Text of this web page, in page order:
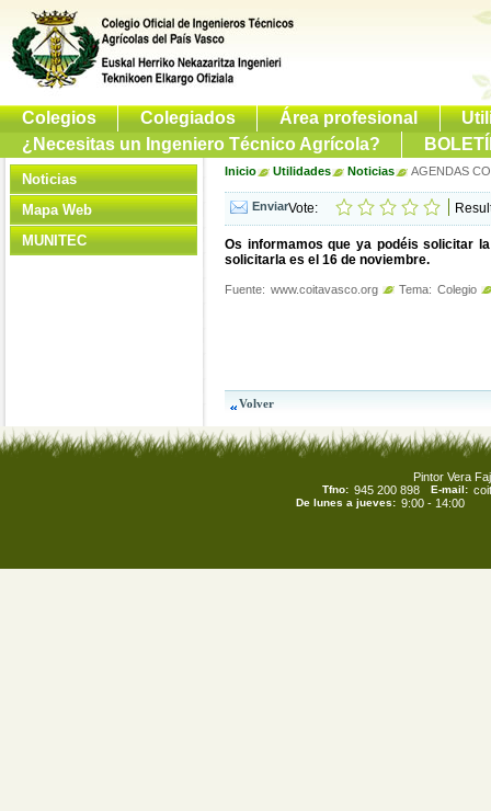
Colegios Colegiados Área profesional
¿Necesitas un Ingeniero Técnico Agrícola?
Noticias
Mapa Web
MUNITEC
Inicio Utilidades Noticias AGENDAS
Vote:
Os informamos que ya podéis solicitar
solicitarla es el 16 de noviembre.
Fuente: www.coitavasco.org Tema: Colegio
Pintor Vera
Tfno: 945 200 898 E-mail:
De lunes a jueves: 9:00 - 14:00